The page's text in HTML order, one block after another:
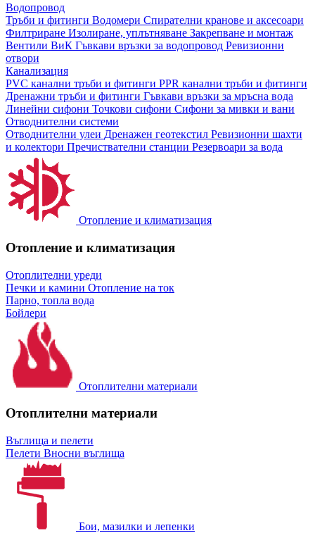
Водопровод
Тръби и фитинги Водомери Спирателни кранове и аксесоари
Филтриране Изолиране, уплътняване Закрепване и монтаж
Вентили ВиК Гъвкави връзки за водопровод Ревизионни
отвори
Канализация
PVC канални тръби и фитинги PPR канални тръби и фитинги
Дренажни тръби и фитинги Гъвкави връзки за мръсна вода
Линейни сифони Точкови сифони Сифони за мивки и вани
Отводнителни системи
Отводнителни улеи Дренажен геотекстил Ревизионни шахти
и колектори Пречиствателни станции Резервоари за вода
Отопление и климатизация
Отопление и климатизация
Отоплителни уреди
Печки и камини Отопление на ток
Парно, топла вода
Бойлери
Отоплителни материали
Отоплителни материали
Въглища и пелети
Пелети Вносни въглища
Бои, мазилки и лепенки